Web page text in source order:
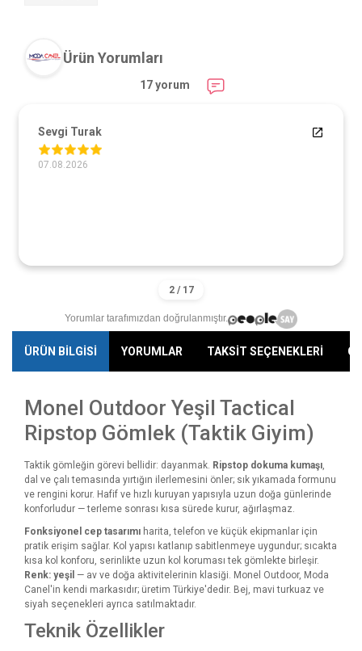
Ürün Yorumları
17 yorum
Sevgi Turak
07.08.2026
Yorumlar tarafımızdan doğrulanmıştır.
ÜRÜN BİLGİSİ YORUMLAR TAKSİT SEÇENEKLERİ
Monel Outdoor Yeşil Tactical
Ripstop Gömlek (Taktik Giyim)
Taktik gömleğin görevi bellidir: dayanmak. Ripstop dokuma kumaşı,
dal ve çalı temasında yırtığın ilerlemesini önler; sık yıkamada formunu
ve rengini korur. Hafif ve hızlı kuruyan yapısıyla uzun doğa günlerinde
konforludur — terleme sonrası kısa sürede kurur, ağırlaşmaz.
Fonksiyonel cep tasarımı harita, telefon ve küçük ekipmanlar için
pratik erişim sağlar. Kol yapısı katlanıp sabitlenmeye uygundur; sıcakta
kısa kol konforu, serinlikte uzun kol koruması tek gömlekte birleşir.
Renk: yeşil — av ve doğa aktivitelerinin klasiği. Monel Outdoor, Moda
Canel'in kendi markasıdır; üretim Türkiye'dedir. Bej, mavi turkuaz ve
siyah seçenekleri ayrıca satılmaktadır.
Teknik Özellikler